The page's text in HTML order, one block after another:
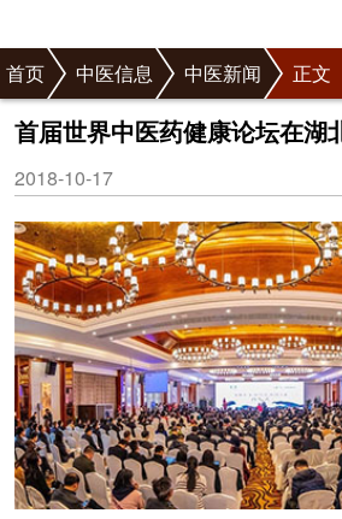
首页 中医信息 中医新闻 正文
首届世界中医药健康论坛在湖
2018-10-17